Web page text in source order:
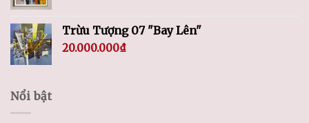
Trừu Tượng 07 "Bay Lên"
20.000.000₫
Nổi bật